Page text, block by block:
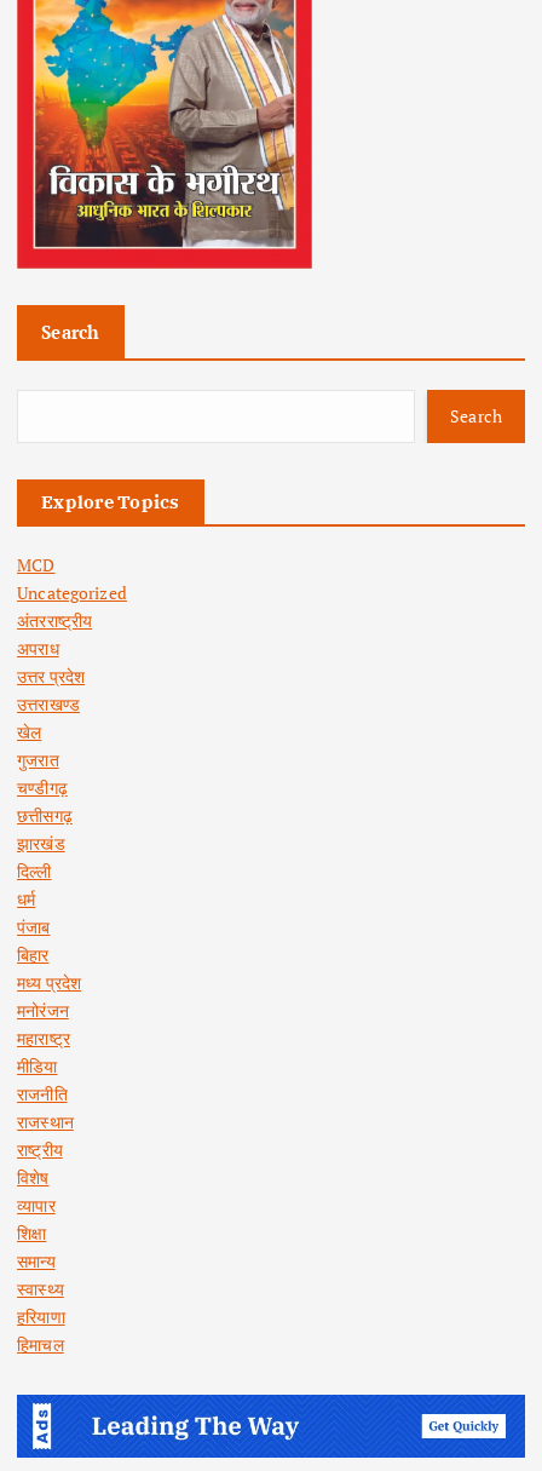
Search
Search
Explore Topics
MCD
Uncategorized
अंतरराष्ट्रीय
अपराध
उत्तर प्रदेश
उत्तराखण्ड
खेल
गुजरात
चण्डीगढ़
छत्तीसगढ़
झारखंड
दिल्ली
धर्म
पंजाब
बिहार
मध्य प्रदेश
मनोरंजन
महाराष्ट्र
मीडिया
राजनीति
राजस्थान
राष्ट्रीय
विशेष
व्यापार
शिक्षा
समान्य
स्वास्थ्य
हरियाणा
हिमाचल